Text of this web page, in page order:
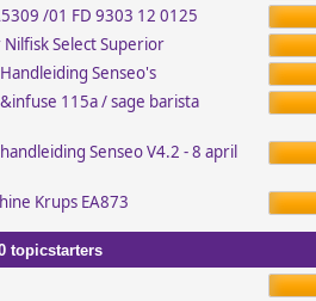
/01 FD 9303 12 0125
Select Superior
Senseo's
115a / sage barista
Senseo V4.2 - 8 april
Krups EA873
topicstarters